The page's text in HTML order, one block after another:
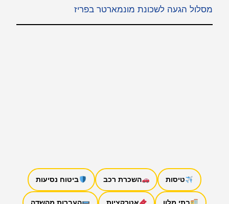
מסלול הגעה לשכונת מונמארטר בפריז
טיסות השכרת רכב ביטוח נסיעות
בתי מלון אטרקציות העברות מהשדה